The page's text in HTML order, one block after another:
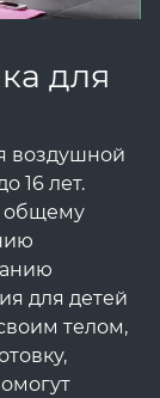
для
воздушной
16 лет.
общему
для детей
телом,